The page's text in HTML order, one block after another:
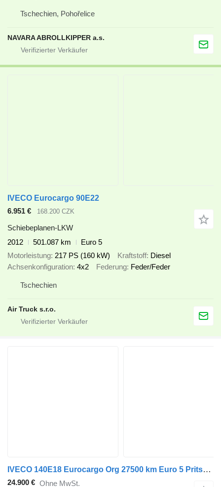
Tschechien, Pohořelice
NAVARA ABROLLKIPPER a.s.
IVECO Eurocargo 90E22
6.951 €
168.200 CZK
Schiebeplanen-LKW
2012
501.087 km
Euro 5
Motorleistung 217 PS (160 kW) Kraftstoff Diesel
Achsenkonfiguration 4x2 Federung Feder/Feder
Tschechien
Air Truck s.r.o.
IVECO 140E18 Eurocargo Org 27500 km Euro 5 Pritsche
24.900 € Ohne MwSt.